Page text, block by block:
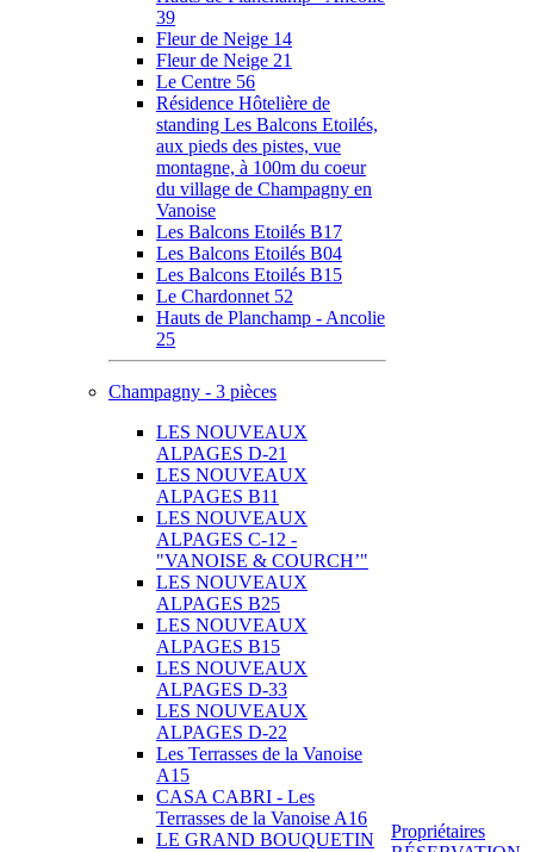
39
Fleur de Neige 14
Fleur de Neige 21
Le Centre 56
Résidence Hôtelière de
standing Les Balcons Etoilés,
aux pieds des pistes, vue
montagne, à 100m du coeur
du village de Champagny en
Vanoise
Les Balcons Etoilés B17
Les Balcons Etoilés B04
Les Balcons Etoilés B15
Le Chardonnet 52
Hauts de Planchamp - Ancolie
25
Champagny - 3 pièces
LES NOUVEAUX
ALPAGES D-21
LES NOUVEAUX
ALPAGES B11
LES NOUVEAUX
ALPAGES C-12 -
"VANOISE & COURCH’"
LES NOUVEAUX
ALPAGES B25
LES NOUVEAUX
ALPAGES B15
LES NOUVEAUX
ALPAGES D-33
LES NOUVEAUX
ALPAGES D-22
Les Terrasses de la Vanoise
A15
CASA CABRI - Les
Terrasses de la Vanoise A16
LE GRAND BOUQUETIN
Propriétaires